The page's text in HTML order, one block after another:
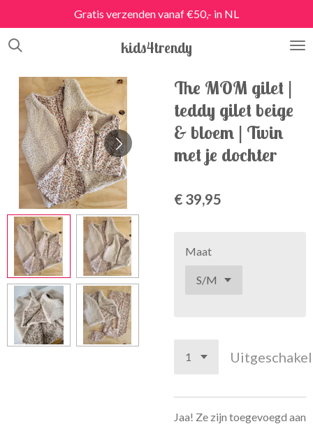
direct
naar
hoofdinhoud
kids4trendy
Gratis verzenden vanaf €50,- in NL
The MOM gilet |
teddy gilet beige
& bloem | Twin
met je dochter
€ 39,95
Maat
Jaa! Ze zijn toegevoegd aan